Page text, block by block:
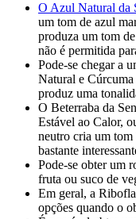
O Azul Natural da
um tom de azul
produza um tom
não é permitida
Pode-se chegar a
Natural e
produz uma
O Beterraba da
Estável ao Calor,
neutro cria um tom
bastante
Pode-se obter um
fruta ou suco de
Em geral, a
opções quando o